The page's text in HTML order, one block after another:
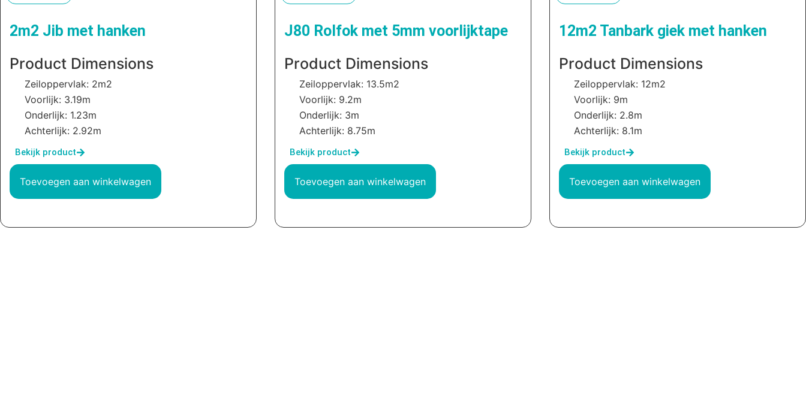
2m2 Jib met hanken
Product Dimensions
Zeiloppervlak: 2m2
Voorlijk: 3.19m
Onderlijk: 1.23m
Achterlijk: 2.92m
Bekijk product
Toevoegen aan winkelwagen
J80 Rolfok met 5mm voorlijktape
Product Dimensions
Zeiloppervlak: 13.5m2
Voorlijk: 9.2m
Onderlijk: 3m
Achterlijk: 8.75m
Bekijk product
Toevoegen aan winkelwagen
12m2 Tanbark giek met hanken
Product Dimensions
Zeiloppervlak: 12m2
Voorlijk: 9m
Onderlijk: 2.8m
Achterlijk: 8.1m
Bekijk product
Toevoegen aan winkelwagen